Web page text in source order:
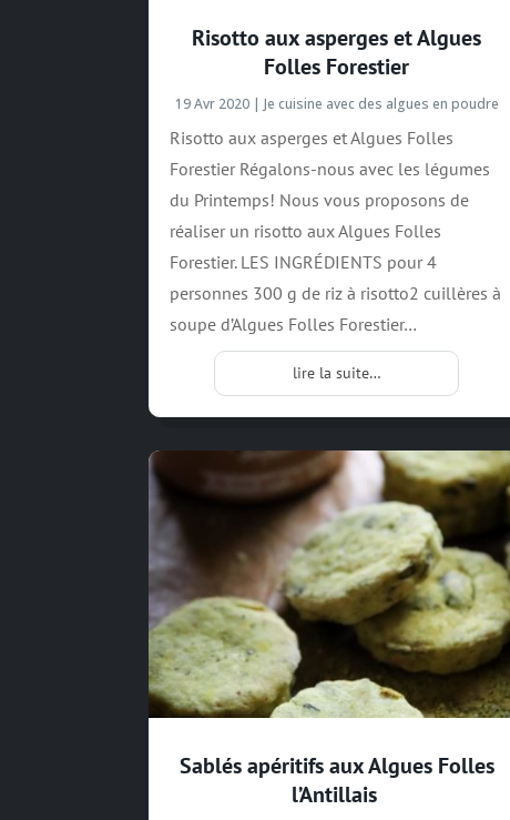
Risotto aux asperges et Algues
Folles Forestier
19 Avr 2020| Je cuisine avec des algues en poudre
Risotto aux asperges et Algues Folles
Forestier Régalons-nous avec les légumes
du Printemps! Nous vous proposons de
réaliser un risotto aux Algues Folles
Forestier. LES INGRÉDIENTS pour 4
personnes 300 g de riz à risotto2 cuillères à
soupe d’Algues Folles Forestier…
lire la suite…
Sablés apéritifs aux Algues Folles
l’Antillais